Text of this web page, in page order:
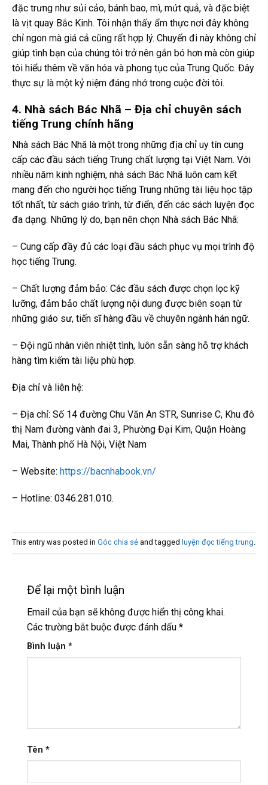
đặc trưng như sủi cảo, bánh bao, mì, mứt quả, và đặc biệt
là vịt quay Bắc Kinh. Tôi nhận thấy ẩm thực nơi đây không
chỉ ngon mà giá cả cũng rất hợp lý. Chuyến đi này không chỉ
giúp tình bạn của chúng tôi trở nên gắn bó hơn mà còn giúp
tôi hiểu thêm về văn hóa và phong tục của Trung Quốc. Đây
thực sự là một kỷ niệm đáng nhớ trong cuộc đời tôi.
4. Nhà sách Bác Nhã – Địa chỉ chuyên sách
tiếng Trung chính hãng
Nhà sách Bác Nhã là một trong những địa chỉ uy tín cung
cấp các đầu sách tiếng Trung chất lượng tại Việt Nam. Với
nhiều năm kinh nghiệm, nhà sách Bác Nhã luôn cam kết
mang đến cho người học tiếng Trung những tài liệu học tập
tốt nhất, từ sách giáo trình, từ điển, đến các sách luyện đọc
đa dạng. Những lý do, bạn nên chọn Nhà sách Bác Nhã:
– Cung cấp đầy đủ các loại đầu sách phục vụ mọi trình độ
học tiếng Trung.
– Chất lượng đảm bảo: Các đầu sách được chọn lọc kỹ
lưỡng, đảm bảo chất lượng nội dung được biên soạn từ
những giáo sư, tiến sĩ hàng đầu về chuyên ngành hán ngữ.
– Đội ngũ nhân viên nhiệt tình, luôn sẵn sàng hỗ trợ khách
hàng tìm kiếm tài liệu phù hợp.
Địa chỉ và liên hệ:
– Địa chỉ: Số 14 đường Chu Văn An STR, Sunrise C, Khu đô
thị Nam đường vành đai 3, Phường Đại Kim, Quận Hoàng
Mai, Thành phố Hà Nội, Việt Nam
– Website: https://bacnhabook.vn/
– Hotline: 0346.281.010.
This entry was posted in Góc chia sẻ and tagged luyện đọc tiếng trung.
Để lại một bình luận
Email của bạn sẽ không được hiển thị công khai.
Các trường bắt buộc được đánh dấu *
Bình luận *
Tên *